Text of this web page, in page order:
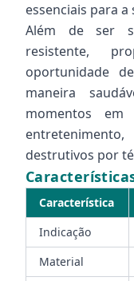
essenciais para
Além de ser
resistente,
oportunidade
maneira
momentos
destrutivos por
Característica
Indicação
Material